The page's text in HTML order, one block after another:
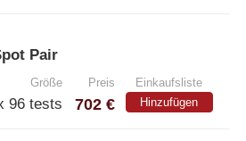
Pair
Größe Preis Einkaufsliste
96 tests 702 € Hinzufügen